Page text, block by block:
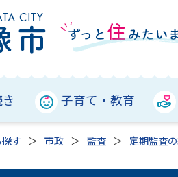
子育て・教育
す 市政 監査 定期監査